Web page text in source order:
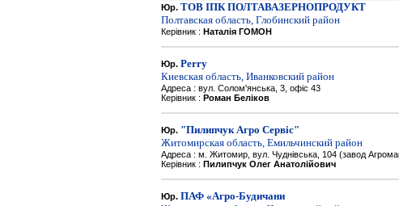
Юр. ТОВ ІПК ПОЛТАВАЗЕРНОПРОДУКТ
Полтавская область, Глобинский район
Керівник : Наталія ГОМОН
Юр. Perry
Киевская область, Иванковский район
Адреса : вул. Солом'янська, 3, офіс 43
Керівник : Роман Беліков
Юр. "Пилипчук Агро Сервіс"
Житомирская область, Емильчинский район
Адреса : м. Житомир, вул. Чуднівська, 104 (завод
Керівник : Пилипчук Олег Анатолійович
Юр. ПАФ «Агро-Будичани